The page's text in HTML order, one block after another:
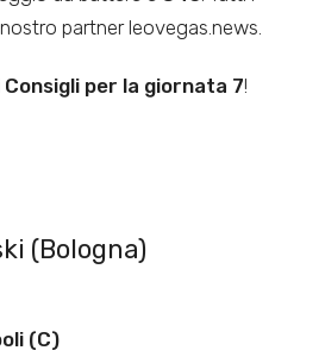
partner leovegas.news.
Consigli per la giornata 7!
(Bologna)
(C)